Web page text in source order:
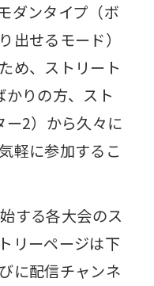
ダンタイプ（ボ
出せるモード）
め、ストリート
りの方、スト
ー2）から久々に
軽に参加するこ
する各大会のス
リーページは下
に配信チャンネ